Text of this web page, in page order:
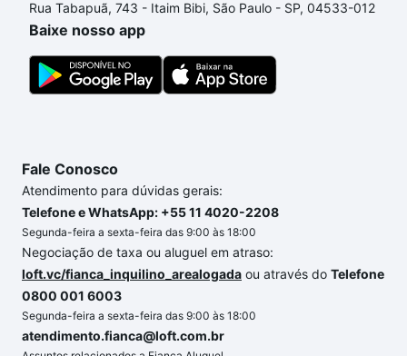
processo de compra, veja em nosso portal quanto
custa comprar um apartamento
gente para comprar o imóvel dos seus sonhos com
segurança e conforto. Loft, com você até as
Rua Tabapuã, 743 - Itaim Bibi, São Paulo - SP, 04533-012
Baixe nosso app
Fale Conosco
Atendimento para dúvidas gerais:
Telefone e WhatsApp: +55 11 4020-2208
Segunda-feira a sexta-feira das 9:00 às 18:00
Negociação de taxa ou aluguel em atraso:
loft.vc/fianca_inquilino_arealogada ou através do Telefone
0800 001 6003
Segunda-feira a sexta-feira das 9:00 às 18:00
atendimento.fianca@loft.com.br